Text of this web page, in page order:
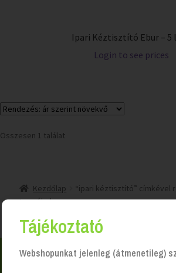
Ipari Kéztisztító Ebur – 5
Login to see prices
Összesen 1 találat
Kezdőlap
“ipari kéztisztító” címkével
termékek
Tájékoztató
Webshopunkat jelenleg (átmenetileg)